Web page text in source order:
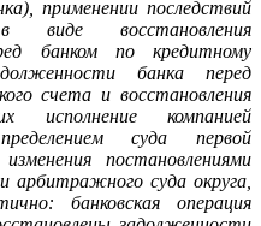
применении последствий
виде восстановления
банком по кредитному
банка перед
счета и восстановления
исполнение компанией
суда первой
постановлениями
арбитражного суда округа,
банковская операция